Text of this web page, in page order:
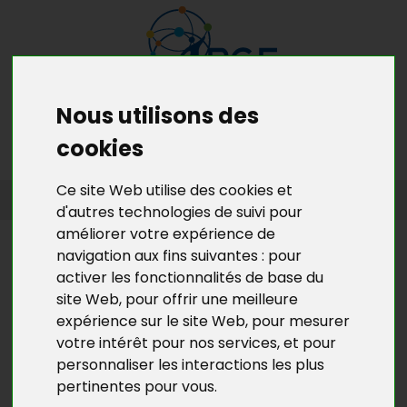
Nous utilisons des
cookies
Ce site Web utilise des cookies et
d'autres technologies de suivi pour
améliorer votre expérience de
navigation aux fins suivantes : pour
activer les fonctionnalités de base du
site Web, pour offrir une meilleure
expérience sur le site Web, pour mesurer
votre intérêt pour nos services,et pour
personnaliser les interactions les plus
pertinentes pour vous.
ACCUEIL> L’ACTU DE BGE YVELINES>L'ACTU DE LA CRÉATION
D’ENTREPRISES EN YVELINES
L’ACTU DE BGE YVELINES
LE LAB BGE : LA LETTRE
D’INFORMATION DU 1ER RÉSEAU
D'APPUI À L'ENTREPRENEURIAT
EN FRANCE